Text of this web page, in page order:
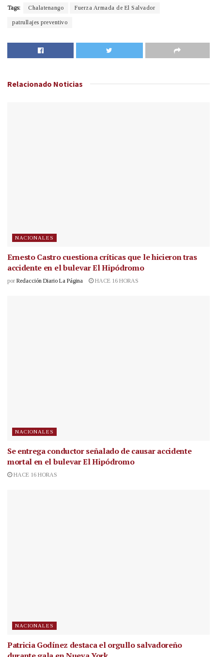
Tags: Chalatenango Fuerza Armada de El Salvador
patrullajes preventivo
Relacionado Noticias
NACIONALES
Ernesto Castro cuestiona críticas que le hicieron tras
accidente en el bulevar El Hipódromo
por Redacción Diario La Página HACE 16 HORAS
NACIONALES
Se entrega conductor señalado de causar accidente
mortal en el bulevar El Hipódromo
HACE 16 HORAS
NACIONALES
Patricia Godínez destaca el orgullo salvadoreño